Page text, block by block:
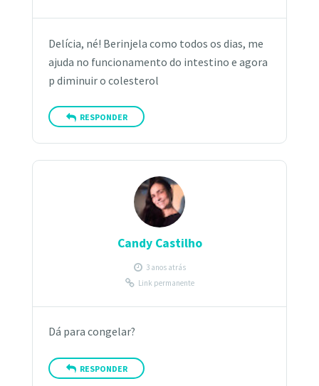
Delícia, né! Berinjela como todos os dias, me
ajuda no funcionamento do intestino e agora
p diminuir o colesterol
RESPONDER
Candy Castilho
3 anos atrás
Link permanente
Dá para congelar?
RESPONDER